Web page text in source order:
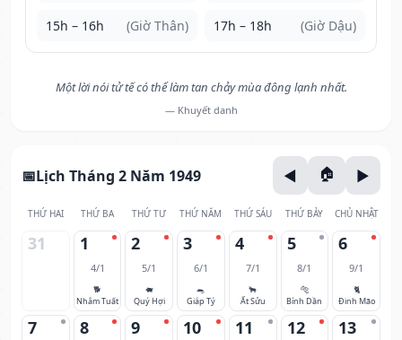
15h – 16h (Giờ Thân) 17h – 18h (Giờ Dậu)
Một lời nói tử tế có thể làm tan chảy mùa đông lạnh nhất.
— Khuyết danh
Lịch Tháng 2 Năm 1949
THỨ HAI THỨ BA THỨ TƯ THỨ NĂM THỨ SÁU THỨ BẢY CHỦ NHẬT
31 1
4/1
🐕
Nhâm Tuất
2
5/1
🐖
Quý Hợi
3
6/1
🐀
Giáp Tý
4
7/1
🐂
Ất Sửu
5
8/1
🐅
Bính Dần
6
9/1
🐈
Đinh Mão
7 8 9 10 11 12 13